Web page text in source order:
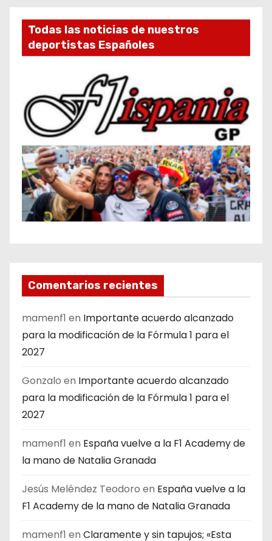
Todas las noticias de nuestros
deportistas Españoles
Comentarios recientes
mamenf1 en Importante acuerdo alcanzado
para la modificación de la Fórmula 1 para el
2027
Gonzalo en Importante acuerdo alcanzado
para la modificación de la Fórmula 1 para el
2027
mamenf1 en España vuelve a la F1 Academy de
la mano de Natalia Granada
Jesús Meléndez Teodoro en España vuelve a la
F1 Academy de la mano de Natalia Granada
mamenf1 en Claramente y sin tapujos; «Esta